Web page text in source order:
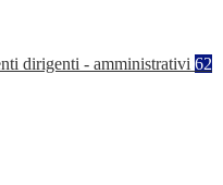
dirigenti - amministrativi 62